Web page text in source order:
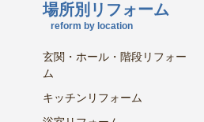
場所別リフォーム
reform by location
玄関・ホール・階段リフォー
ム
キッチンリフォーム